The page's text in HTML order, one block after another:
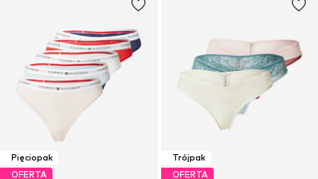
Pięciopak
OFERTA
Trójpak
OFERTA